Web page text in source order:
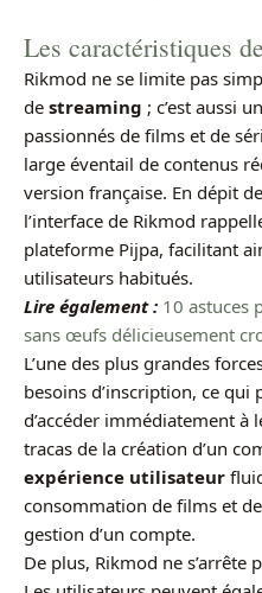
Les caractéristiques
Rikmod ne se limite pas
de streaming ; c’est aussi
passionnés de films et de
large éventail de contenus
version française. En dépit
l’interface de Rikmod
plateforme Pijpa, facilitant
utilisateurs habitués.
Lire également : 10 astuces
sans œufs délicieusement
L’une des plus grandes
besoins d’inscription, ce
d’accéder immédiatement à
tracas de la création d’un
expérience utilisateur
consommation de films et
gestion d’un compte.
De plus, Rikmod ne s’arrête